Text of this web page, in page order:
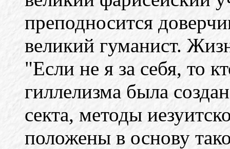
преподносится
великий гуманист.
"Если не я за себя, то
гиллелизма была
секта, методы
положены в основу